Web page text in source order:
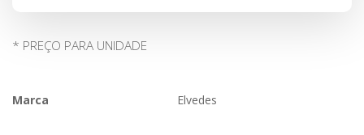
* PREÇO PARA UNIDADE
Marca
Elvedes